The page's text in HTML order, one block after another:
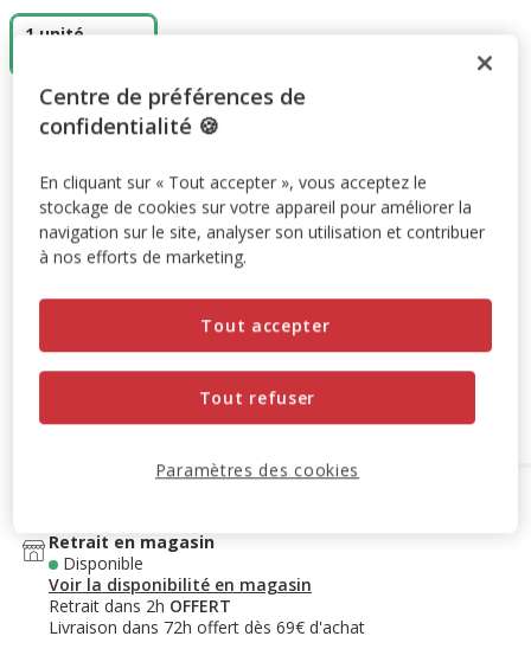
1 unité
Promotion disponible
-10% sur votre première commande* avec votre Carte
Animalis. Offre non cumulable aux autres promotions en
Copier
Prix 72.99€
72.99€
Ajouter au panier
Retrait en magasin
Disponible
Voir la disponibilité en magasin
Retrait dans 2h OFFERT
Livraison dans 72h offert dès 69€ d'achat
Centre de préférences de
confidentialité 🍪
En cliquant sur « Tout accepter », vous acceptez le
stockage de cookies sur votre appareil pour améliorer la
navigation sur le site, analyser son utilisation et contribuer
à nos efforts de marketing.
Tout refuser
Tout accepter
Paramètres des cookies